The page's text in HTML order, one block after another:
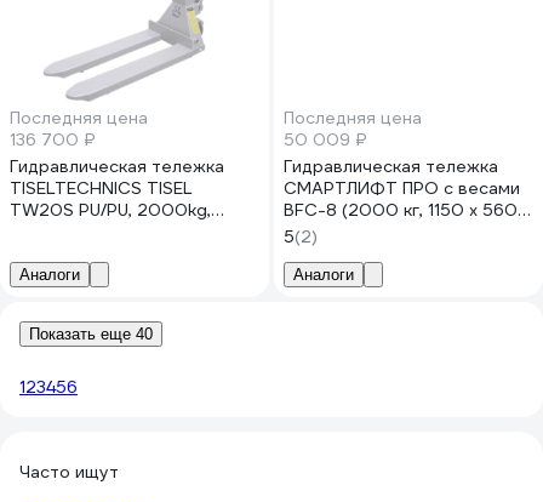
Последняя цена
136 700 ₽
Гидравлическая тележка
TISELTECHNICS TISEL
TW20S PU/PU, 2000kg,
Аналоги
Последняя цена
50 009 ₽
Гидравлическая тележка
СМАРТЛИФТ ПРО с весами
BFC-8 (2000 кг, 1150 x 560
мм, PDP) 99-1005
5(2)
Аналоги
Показать еще 40
123456
Часто ищут